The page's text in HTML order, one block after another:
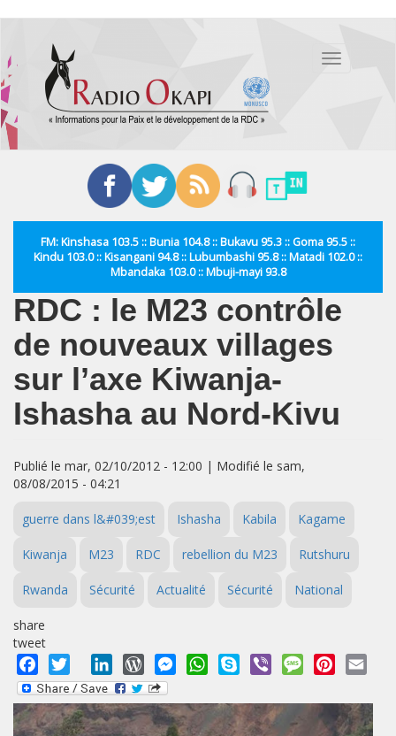
contenu
principal
Toggle
FM: Kinshasa 103.5 :: Bunia 104.8 :: Bukavu 95.3 :: Goma 95.5 ::
Kindu 103.0 :: Kisangani 94.8 :: Lubumbashi 95.8 :: Matadi 102.0 ::
Mbandaka 103.0 :: Mbuji-mayi 93.8
RDC : le M23 contrôle
de nouveaux villages
sur l’axe Kiwanja-
Ishasha au Nord-Kivu
Publié le mar, 02/10/2012 - 12:00 | Modifié le sam,
08/08/2015 - 04:21
guerre dans l&#039;est Ishasha Kabila Kagame
Kiwanja M23 RDC rebellion du M23 Rutshuru
Rwanda Sécurité Actualité Sécurité National
share
tweet
Facebook
Twitter LinkedInWordPressMessengerWhatsApp
Skype Viber MessagePinterest